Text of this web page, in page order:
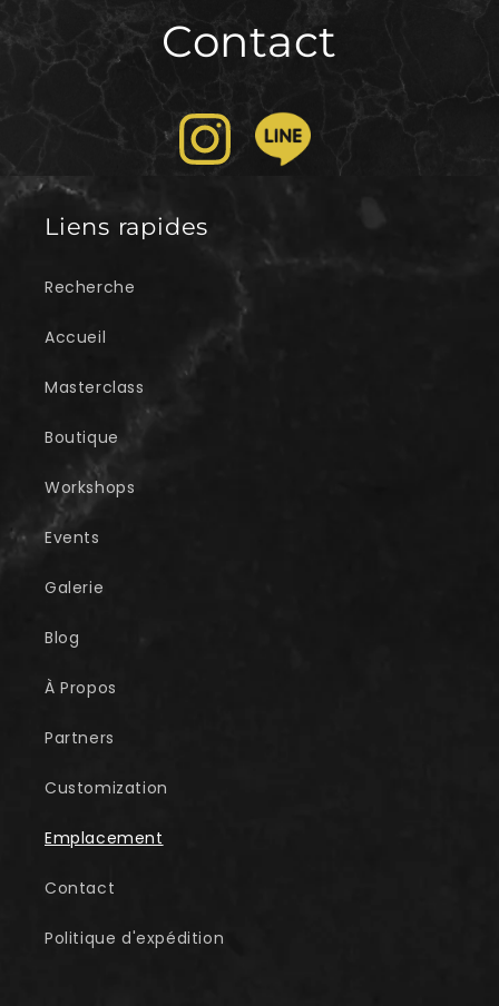
Contact
Liens rapides
Recherche
Accueil
Masterclass
Boutique
Workshops
Events
Galerie
Blog
À Propos
Partners
Customization
Emplacement
Contact
Politique d'expédition